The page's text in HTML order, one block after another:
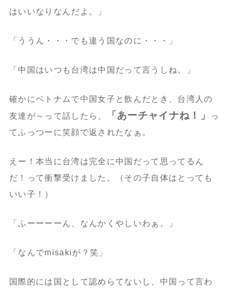
はいいなりなんだよ。」
「ううん・・・でも違う国なのに・・・」
「中国はいつも台湾は中国だって言うしね。」
確かにベトナムで中国女子と飲んだとき、台湾人の
友達が～って話したら、
「あーチャイナね！」
っ
てふっつーに笑顔で返されたなぁ。
えー！本当に台湾は完全に中国だって思ってるん
だ！って衝撃受けました。（その子自体はとっても
いい子！）
「ふーーーーん、なんかくやしいわぁ。」
「なんでmisakiが？笑」
国際的には国として認めらてないし、中国って言わ